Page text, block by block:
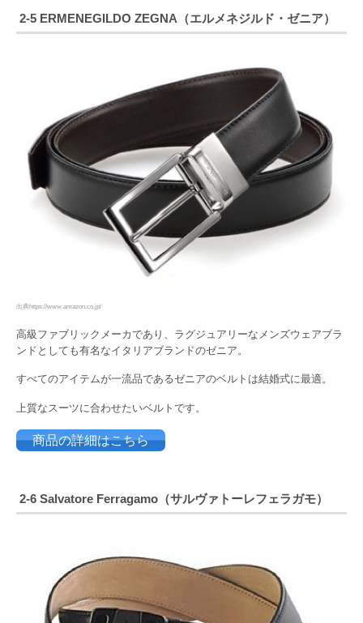
2-5 ERMENEGILDO ZEGNA（エルメネジルド・ゼニア）
出典https://www.amazon.co.jp/
高級ファブリックメーカであり、ラグジュアリーなメンズウェアブラ
ンドとしても有名なイタリアブランドのゼニア。
すべてのアイテムが一流品であるゼニアのベルトは結婚式に最適。
上質なスーツに合わせたいベルトです。
商品の詳細はこちら
2-6 Salvatore Ferragamo（サルヴァトーレフェラガモ）